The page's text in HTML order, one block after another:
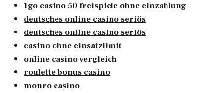
1go casino 50 freispiele ohne einzahlung
deutsches online casino seriös
deutsches online casino seriös
casino ohne einsatzlimit
online casino vergleich
roulette bonus casino
monro casino